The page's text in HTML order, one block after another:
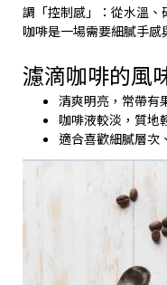
調「控制感」：從水溫
咖啡是一場需要細膩手感
濾滴咖啡的風
清爽明亮，常帶有
咖啡液較淡，質地
適合喜歡細膩層次